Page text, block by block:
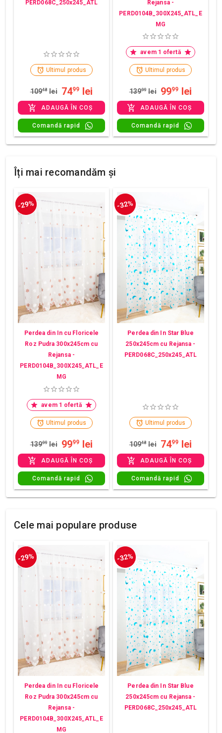
PERD068C_250x245_ATL
Ultimul produs
10948 lei 7499 lei
ADAUGĂ ÎN COȘ
Comandă rapid
Rejansa -
PERD0104B_300X245_ATL_E
MG
avem 1 ofertă
Ultimul produs
13999 lei 9999 lei
ADAUGĂ ÎN COȘ
Comandă rapid
Îți mai recomandăm și
-29%
Perdea din In cu Floricele
Roz Pudra 300x245cm cu
Rejansa -
PERD0104B_300X245_ATL_E
MG
avem 1 ofertă
Ultimul produs
13999 lei 9999 lei
ADAUGĂ ÎN COȘ
Comandă rapid
-32%
Perdea din In Star Blue
250x245cm cu Rejansa -
PERD068C_250x245_ATL
Ultimul produs
10948 lei 7499 lei
ADAUGĂ ÎN COȘ
Comandă rapid
Cele mai populare produse
-29%
Perdea din In cu Floricele
Roz Pudra 300x245cm cu
Rejansa -
PERD0104B_300X245_ATL_E
MG
-32%
Perdea din In Star Blue
250x245cm cu Rejansa -
PERD068C_250x245_ATL